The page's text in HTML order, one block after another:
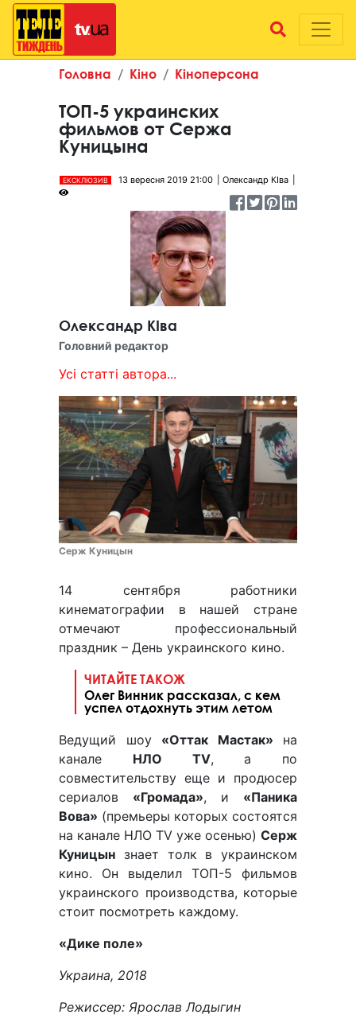
Головна Кіно Кіноперсона
ТОП-5 украинских
фильмов от Сержа
Куницына
ЕКСКЛЮЗИВ 13 вересня 2019 21:00 Олександр КІва
Олександр КІва
Головний редактор
Усі статті автора...
Серж Куницын
14 сентября работники
кинематографии в нашей стране
отмечают профессиональный
праздник – День украинского кино.
ЧИТАЙТЕ ТАКОЖ
Олег Винник рассказал, с кем
успел отдохнуть этим летом
Ведущий шоу «Оттак Мастак» на
канале НЛО TV, а по
совместительству еще и продюсер
сериалов «Громада», и «Паника
Вова» (премьеры которых состоятся
на канале НЛО TV уже осенью) Серж
Куницын знает толк в украинском
кино. Он выделил ТОП-5 фильмов
украинского производства, которые
стоит посмотреть каждому.
«Дике поле»
Украина, 2018
Режиссер: Ярослав Лодыгин